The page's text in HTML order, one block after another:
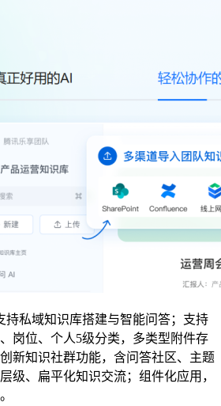
持私域知识库搭建与智能问答；支持
岗位、个人5级分类，多类型附件存
新知识社群功能，含问答社区、主题
级、扁平化知识交流；组件化应用，